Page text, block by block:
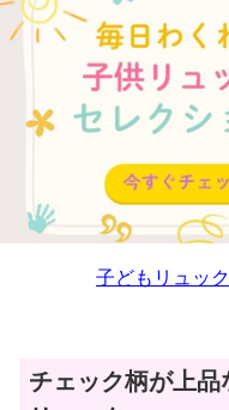
子どもリュッ
チェック柄が上